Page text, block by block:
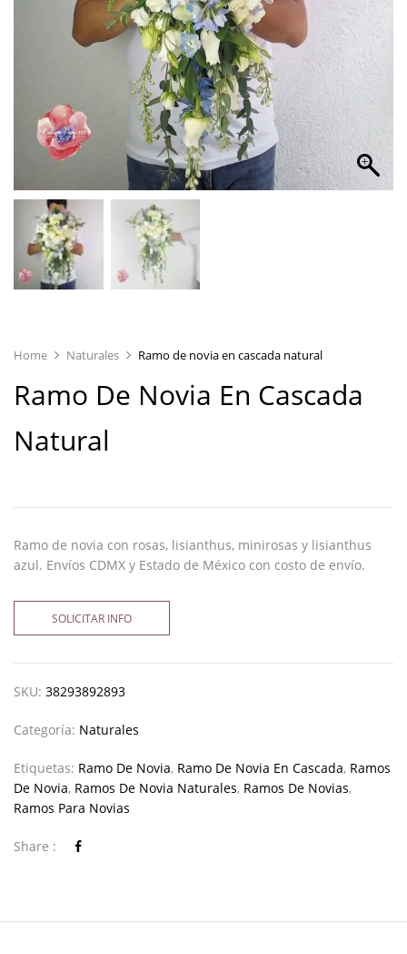
Home Naturales Ramo de novia en cascada natural
Ramo De Novia En Cascada
Natural
Ramo de novia con rosas, lisianthus, minirosas y lisianthus
azul. Envíos CDMX y Estado de México con costo de envío.
SOLICITAR INFO
SKU: 38293892893
Categoría: Naturales
Etiquetas: Ramo De Novia, Ramo De Novia En Cascada, Ramos
De Novia, Ramos De Novia Naturales, Ramos De Novias,
Ramos Para Novias
Share :